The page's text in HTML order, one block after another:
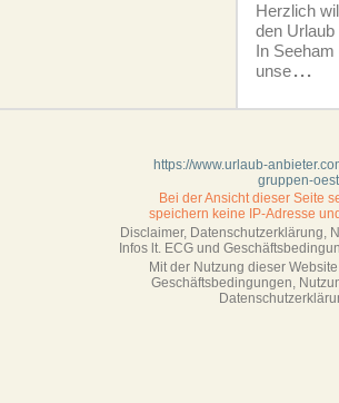
Herzlich
den
In
unse...
https://www.urlaub-
gruppen-
Bei der Ansicht dieser Seite
speichern keine IP-Adresse
Disclaimer, Datenschutzerklärung,
Infos lt. ECG und
Mit der Nutzung dieser
Geschäftsbedin­gungen,